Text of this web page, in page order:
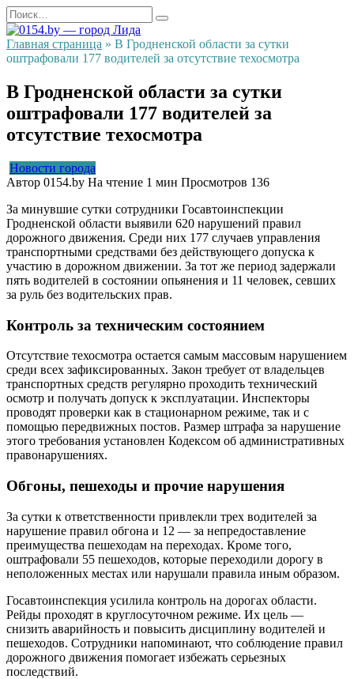
Перейти
к
содержанию
Search
for:
Главная страница » В Гродненской области за сутки
оштрафовали 177 водителей за отсутствие техосмотра
В Гродненской области за сутки
оштрафовали 177 водителей за
отсутствие техосмотра
Новости города
Автор 0154.by На чтение 1 мин Просмотров 136
За минувшие сутки сотрудники Госавтоинспекции
Гродненской области выявили 620 нарушений правил
дорожного движения. Среди них 177 случаев управления
транспортными средствами без действующего допуска к
участию в дорожном движении. За тот же период задержали
пять водителей в состоянии опьянения и 11 человек, севших
за руль без водительских прав.
Контроль за техническим состоянием
Отсутствие техосмотра остается самым массовым нарушением
среди всех зафиксированных. Закон требует от владельцев
транспортных средств регулярно проходить технический
осмотр и получать допуск к эксплуатации. Инспекторы
проводят проверки как в стационарном режиме, так и с
помощью передвижных постов. Размер штрафа за нарушение
этого требования установлен Кодексом об административных
правонарушениях.
Обгоны, пешеходы и прочие нарушения
За сутки к ответственности привлекли трех водителей за
нарушение правил обгона и 12 — за непредоставление
преимущества пешеходам на переходах. Кроме того,
оштрафовали 55 пешеходов, которые переходили дорогу в
неположенных местах или нарушали правила иным образом.
Госавтоинспекция усилила контроль на дорогах области.
Рейды проходят в круглосуточном режиме. Их цель —
снизить аварийность и повысить дисциплину водителей и
пешеходов. Сотрудники напоминают, что соблюдение правил
дорожного движения помогает избежать серьезных
последствий.